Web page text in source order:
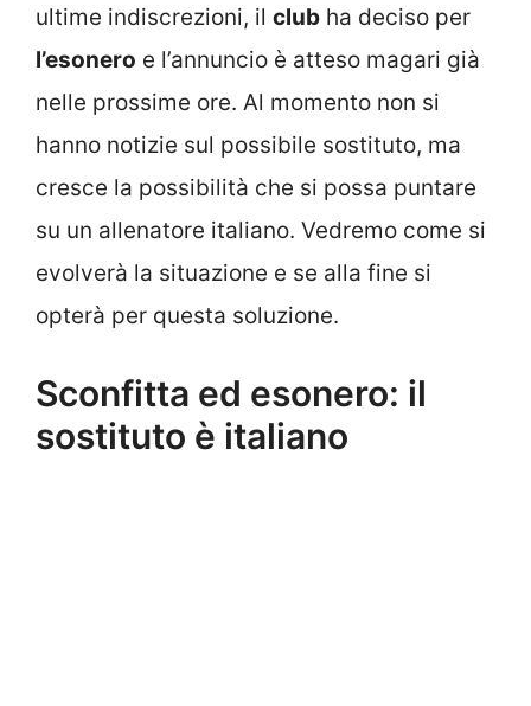
ultime indiscrezioni, il club ha deciso per
l’esonero e l’annuncio è atteso magari già
nelle prossime ore. Al momento non si
hanno notizie sul possibile sostituto, ma
cresce la possibilità che si possa puntare
su un allenatore italiano. Vedremo come si
evolverà la situazione e se alla fine si
opterà per questa soluzione.
Sconfitta ed esonero: il
sostituto è italiano